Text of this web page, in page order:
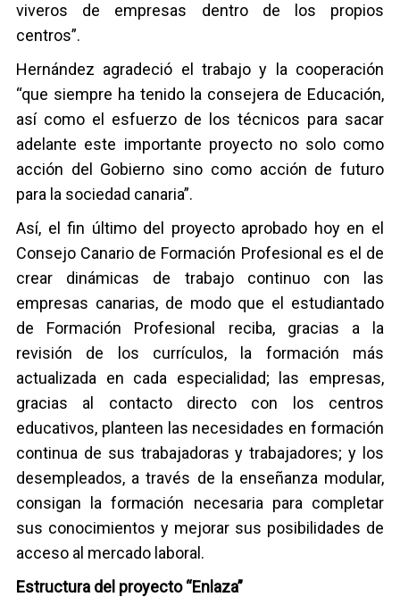
viveros de empresas dentro de los propios
centros”.
Hernández agradeció el trabajo y la cooperación
“que siempre ha tenido la consejera de Educación,
así como el esfuerzo de los técnicos para sacar
adelante este importante proyecto no solo como
acción del Gobierno sino como acción de futuro
para la sociedad canaria”.
Así, el fin último del proyecto aprobado hoy en el
Consejo Canario de Formación Profesional es el de
crear dinámicas de trabajo continuo con las
empresas canarias, de modo que el estudiantado
de Formación Profesional reciba, gracias a la
revisión de los currículos, la formación más
actualizada en cada especialidad; las empresas,
gracias al contacto directo con los centros
educativos, planteen las necesidades en formación
continua de sus trabajadoras y trabajadores; y los
desempleados, a través de la enseñanza modular,
consigan la formación necesaria para completar
sus conocimientos y mejorar sus posibilidades de
acceso al mercado laboral.
Estructura del proyecto “Enlaza”